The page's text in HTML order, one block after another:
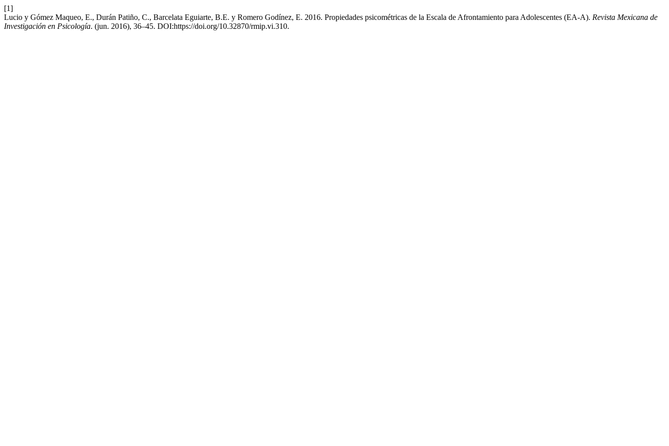
[1]
Lucio y Gómez Maqueo, E., Durán Patiño, C., Barcelata Eguiarte, B.E. y Romero Godínez, E. 2016. Propiedades psicométricas de la Escala de Afrontamiento para Adolescentes (EA-A). Revista Mexicana de
Investigación en Psicología. (jun. 2016), 36–45. DOI:https://doi.org/10.32870/rmip.vi.310.